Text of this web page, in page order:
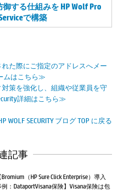
する仕組みを HP Wolf Pro
で構築
た際にご指定のアドレスへメー
ムはこちら≫
策を強化し、組織や従業員を守
詳細はこちら≫
WOLF SECURITY ブログ TOP に戻る
記事
Bromium（HP Sure Click Enterprise）導入
例：DataportVisana保険】Visana保険は包